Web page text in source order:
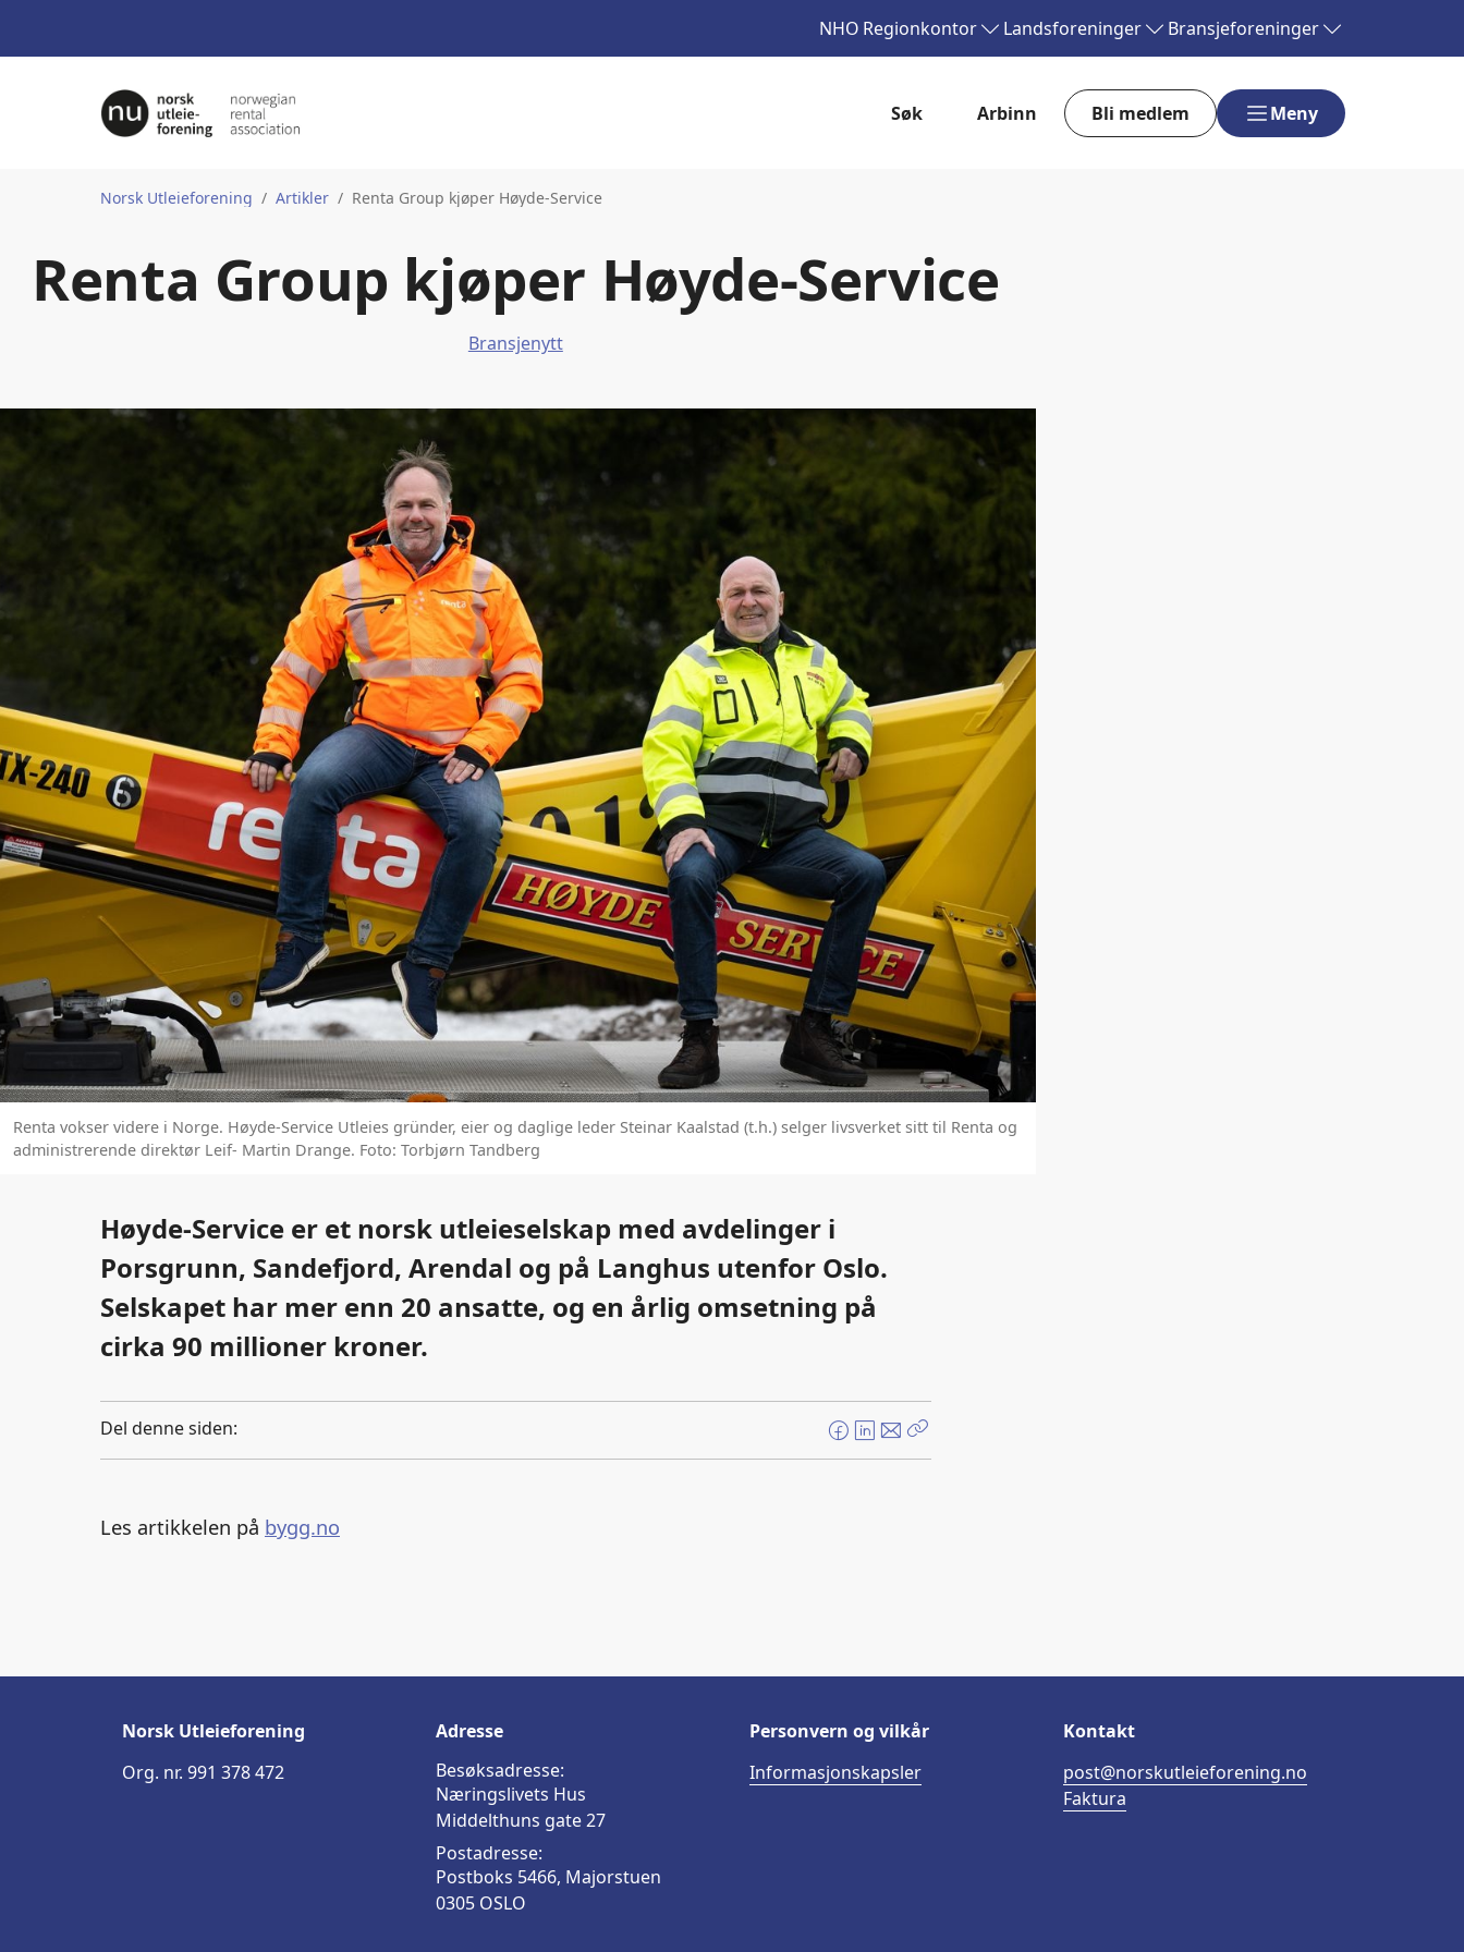
NHO Regionkontor Landsforeninger Bransjeforeninger
Søk Arbinn Bli medlem Meny
Norsk Utleieforening Artikler Renta Group kjøper Høyde-Service
Renta Group kjøper Høyde-Service
Bransjenytt
Renta vokser videre i Norge. Høyde-Service Utleies gründer, eier og daglige leder Steinar Kaalstad (t.h.) selger livsverket sitt til Renta og
administrerende direktør Leif- Martin Drange. Foto: Torbjørn Tandberg
Høyde-Service er et norsk utleieselskap med avdelinger i
Porsgrunn, Sandefjord, Arendal og på Langhus utenfor Oslo.
Selskapet har mer enn 20 ansatte, og en årlig omsetning på
cirka 90 millioner kroner.
Del denne siden:
F
a
L
i
E
-
Kopier
Les artikkelen på bygg.no
Norsk Utleieforening
Org. nr. 991 378 472
Adresse
Besøksadresse:
Næringslivets Hus
Middelthuns gate 27
Postadresse:
Postboks 5466, Majorstuen
0305 OSLO
Personvern og vilkår
Informasjonskapsler
Kontakt
post@norskutleieforening.no
Faktura